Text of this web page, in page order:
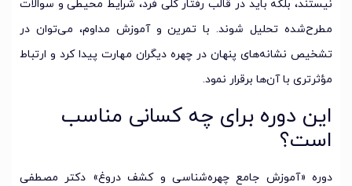
نیستند، بلکه باید در قالب رفتار کلی فرد، شرایط محیطی و سوالات
مطرح‌شده تحلیل شوند. با تمرین و آموزش مداوم، می‌توان در
تشخیص نشانه‌های پنهان در چهره دیگران مهارت پیدا کرد و ارتباط
مؤثرتری با آن‌ها برقرار نمود.
این دوره برای چه کسانی مناسب
است؟
دوره «آموزش جامع چهره‌شناسی و کشف دروغ» دکتر مصطفی